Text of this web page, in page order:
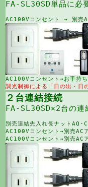
FA-SL30SD単品に必
AC100Vコンセント → 別売
AC100Vコンセント→お手持
調光制御による「日の出・日
２台連結接続
FA-SL30SD×2台の連
別売連結先入れ長ナットAQ-
AC100Vコンセント→ 別売AC
AC100Vコンセント→ 別売AC